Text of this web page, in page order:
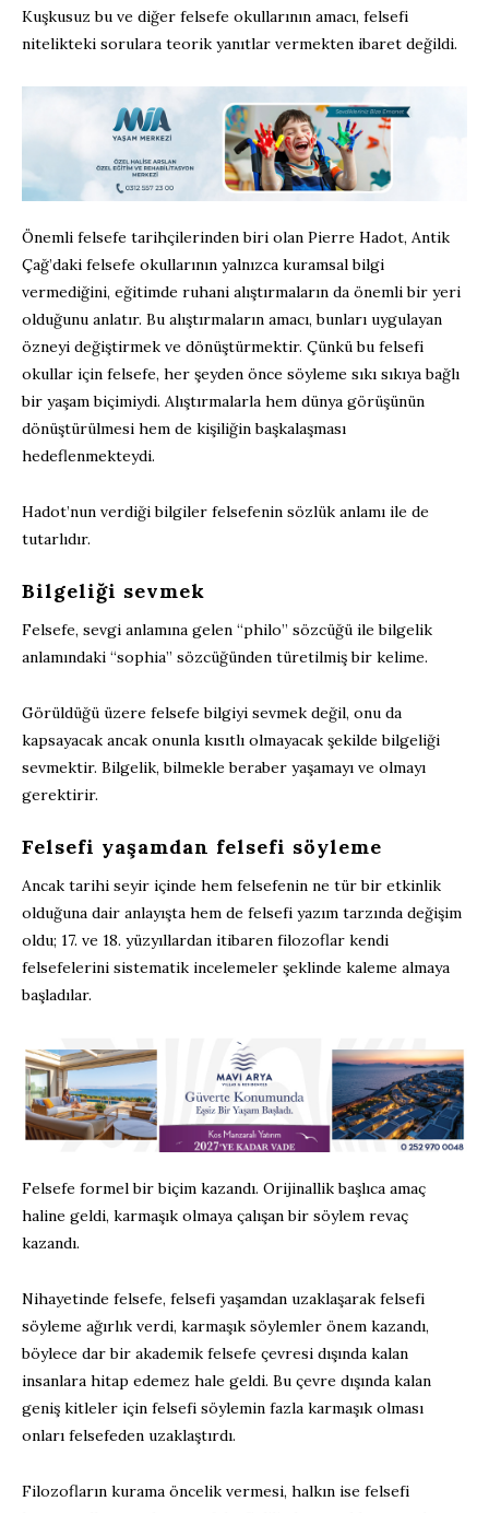
Kuşkusuz bu ve diğer felsefe okullarının amacı, felsefi
nitelikteki sorulara teorik yanıtlar vermekten ibaret değildi.
Önemli felsefe tarihçilerinden biri olan Pierre Hadot, Antik
Çağ’daki felsefe okullarının yalnızca kuramsal bilgi
vermediğini, eğitimde ruhani alıştırmaların da önemli bir yeri
olduğunu anlatır. Bu alıştırmaların amacı, bunları uygulayan
özneyi değiştirmek ve dönüştürmektir. Çünkü bu felsefi
okullar için felsefe, her şeyden önce söyleme sıkı sıkıya bağlı
bir yaşam biçimiydi. Alıştırmalarla hem dünya görüşünün
dönüştürülmesi hem de kişiliğin başkalaşması
hedeflenmekteydi.
Hadot’nun verdiği bilgiler felsefenin sözlük anlamı ile de
tutarlıdır.
Bilgeliği sevmek
Felsefe, sevgi anlamına gelen “philo” sözcüğü ile bilgelik
anlamındaki “sophia” sözcüğünden türetilmiş bir kelime.
Görüldüğü üzere felsefe bilgiyi sevmek değil, onu da
kapsayacak ancak onunla kısıtlı olmayacak şekilde bilgeliği
sevmektir. Bilgelik, bilmekle beraber yaşamayı ve olmayı
gerektirir.
Felsefi yaşamdan felsefi söyleme
Ancak tarihi seyir içinde hem felsefenin ne tür bir etkinlik
olduğuna dair anlayışta hem de felsefi yazım tarzında değişim
oldu; 17. ve 18. yüzyıllardan itibaren filozoflar kendi
felsefelerini sistematik incelemeler şeklinde kaleme almaya
başladılar.
Felsefe formel bir biçim kazandı. Orijinallik başlıca amaç
haline geldi, karmaşık olmaya çalışan bir söylem revaç
kazandı.
Nihayetinde felsefe, felsefi yaşamdan uzaklaşarak felsefi
söyleme ağırlık verdi, karmaşık söylemler önem kazandı,
böylece dar bir akademik felsefe çevresi dışında kalan
insanlara hitap edemez hale geldi. Bu çevre dışında kalan
geniş kitleler için felsefi söylemin fazla karmaşık olması
onları felsefeden uzaklaştırdı.
Filozofların kurama öncelik vermesi, halkın ise felsefi